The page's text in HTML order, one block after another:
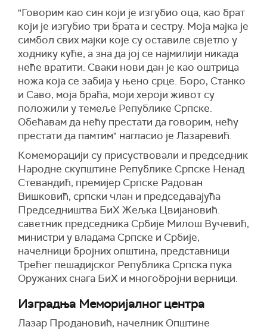
"Говорим као син који је изгубио оца, као брат
који је изгубио три брата и сестру. Моја мајка је
симбол свих мајки које су оставиле свјетло у
ходнику куће, а зна да јој се најмилији никада
неће вратити. Сваки нови дан је као оштрица
ножа која се забија у њено срце. Боро, Станко
и Саво, моја браћа, моји хероји живот су
положили у темеље Републике Српске.
Обећавам да нећу престати да говорим, нећу
престати да памтим" нагласио је Лазаревић.
Комеморацији су присуствовали и председник
Народне скупштине Републике Српске Ненад
Стевандић, премијер Српске Радован
Вишковић, српски члан и председавајућа
Председништва БиХ Жељка Цвијановић.
саветник председника Србије Милош Вучевић,
министри у владама Српске и Србије,
начелници бројних општина, представници
Трећег пешадијског Република Српска пука
Оружаних снага БиХ и многобројни верници.
Изградња Меморијалног центра
Лазар Продановић, начелник Општине